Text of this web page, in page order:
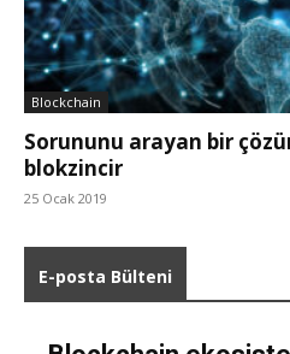
Blockchain
Sorununu arayan bir
blokzincir
25 Ocak 2019
E-posta Bülteni